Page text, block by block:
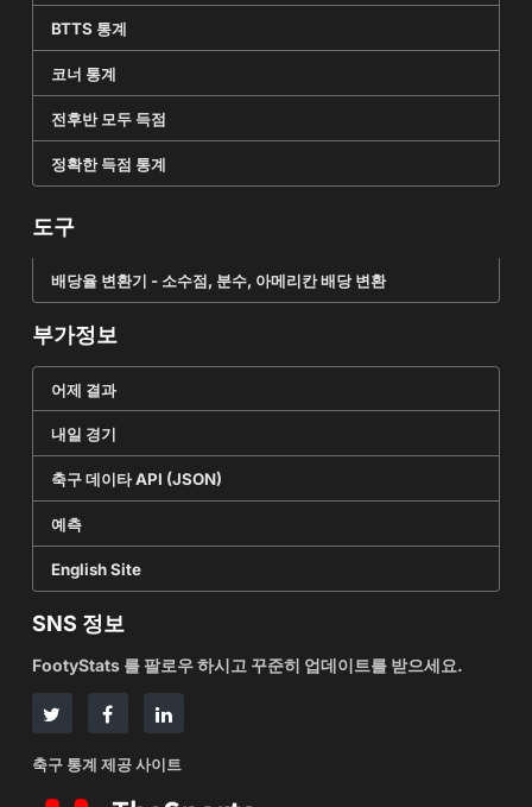
BTTS 통계
코너 통계
전후반 모두 득점
정확한 득점 통계
도구
배당율 변환기 - 소수점, 분수, 아메리칸 배당 변환
부가정보
어제 결과
내일 경기
축구 데이타 API (JSON)
예측
English Site
SNS 정보
FootyStats 를 팔로우 하시고 꾸준히 업데이트를 받으세요.
축구 통계 제공 사이트